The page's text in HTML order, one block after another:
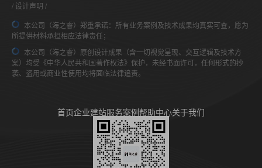
设计声明
本公司（海之睿）郑重承诺：所有业务案例及技术成果均真实可查，愿为
所提供材料承担相应法律责任；
本公司（海之睿）原创设计成果（含一切视觉呈现、交互逻辑及技术方
案）均受《中华人民共和国著作权法》保护，未经书面许可，任何形式的抄
袭、盗用或商业性使用均将面临法律追责。
首页企业建站服务案例帮助中心关于我们